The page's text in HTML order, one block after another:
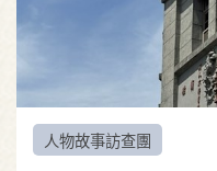
人物故事訪查團